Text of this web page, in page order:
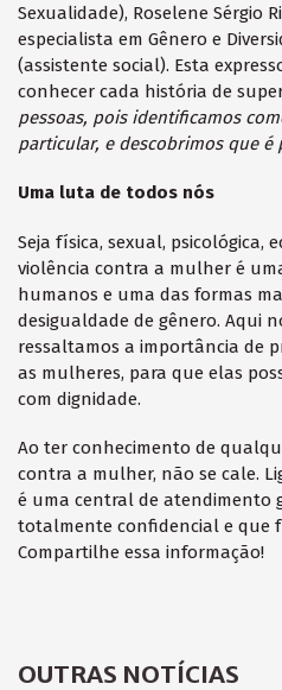
Sexualidade), Roselene Sérgio
especialista em Gênero e
(assistente social). Esta
conhecer cada história de
pessoas, pois identificamos
particular, e descobrimos que é
Uma luta de todos nós
Seja física, sexual, psicológica,
violência contra a mulher é
humanos e uma das formas
desigualdade de gênero. Aqui
ressaltamos a importância de
as mulheres, para que elas
com dignidade.
Ao ter conhecimento de
contra a mulher, não se cale.
é uma central de atendimento
totalmente confidencial e que
Compartilhe essa informação!
OUTRAS NOTÍCIAS